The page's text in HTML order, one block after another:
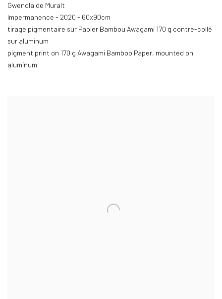
Gwenola de Muralt
Impermanence - 2020 - 60x90cm
tirage pigmentaire sur Papier Bambou Awagami 170 g contre-collé
sur aluminum
pigment print on 170 g Awagami Bamboo Paper, mounted on
aluminum